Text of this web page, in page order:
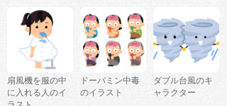
扇風機を服の中
に入れる人のイ
ドーパミン中毒
のイラスト
ダブル台風のキ
ャラクター